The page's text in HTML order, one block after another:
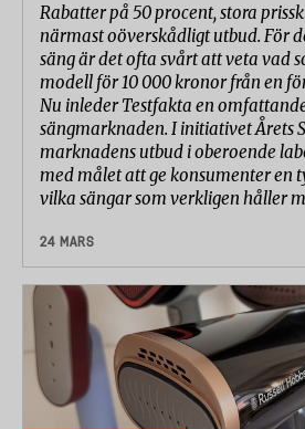
Rabatter på 50 procent, stora
närmast oöverskådligt utbud. För
säng är det ofta svårt att veta vad
modell för 10 000 kronor från en
Nu inleder Testfakta en
sängmarknaden. I initiativet Årets
marknadens utbud i oberoende
med målet att ge konsumenter en
vilka sängar som verkligen håller
24 MARS